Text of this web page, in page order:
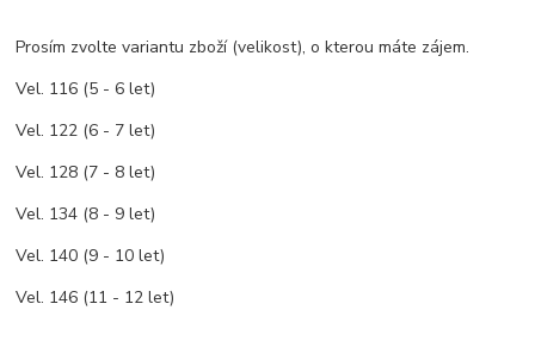
Prosím zvolte variantu zboží (velikost), o kterou máte zájem.
Vel. 116 (5 - 6 let)
Vel. 122 (6 - 7 let)
Vel. 128 (7 - 8 let)
Vel. 134 (8 - 9 let)
Vel. 140 (9 - 10 let)
Vel. 146 (11 - 12 let)